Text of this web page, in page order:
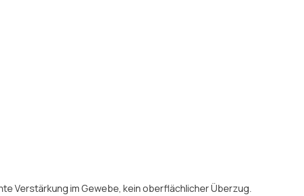
Verstärkung im Gewebe, kein oberflächlicher Überzug.